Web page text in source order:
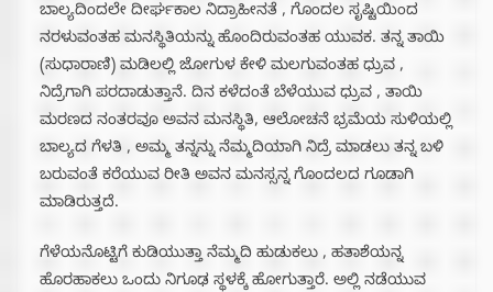
ಬಾಲ್ಯದಿಂದಲೇ ದೀರ್ಘಕಾಲ ನಿದ್ರಾಹೀನತೆ , ಗೊಂದಲ ಸೃಷ್ಟಿಯಿಂದ
ನರಳುವಂತಹ ಮನಸ್ಥಿತಿಯನ್ನು ಹೊಂದಿರುವಂತಹ ಯುವಕ. ತನ್ನ ತಾಯಿ
(ಸುಧಾರಾಣಿ) ಮಡಿಲಲ್ಲಿ ಜೋಗುಳ ಕೇಳಿ ಮಲಗುವಂತಹ ಧ್ರುವ ,
ನಿದ್ರೆಗಾಗಿ ಪರದಾಡುತ್ತಾನೆ. ದಿನ ಕಳೆದಂತೆ ಬೆಳೆಯುವ ಧ್ರುವ , ತಾಯಿ
ಮರಣದ ನಂತರವೂ ಅವನ ಮನಸ್ಥಿತಿ, ಆಲೋಚನೆ ಭ್ರಮೆಯ ಸುಳಿಯಲ್ಲಿ
ಬಾಲ್ಯದ ಗೆಳತಿ , ಅಮ್ಮ ತನ್ನನ್ನು ನೆಮ್ಮದಿಯಾಗಿ ನಿದ್ರೆ ಮಾಡಲು ತನ್ನ ಬಳಿ
ಬರುವಂತೆ ಕರೆಯುವ ರೀತಿ ಅವನ ಮನಸ್ಸನ್ನ ಗೊಂದಲದ ಗೂಡಾಗಿ
ಮಾಡಿರುತ್ತದೆ.
ಗೆಳೆಯನೊಟ್ಟಿಗೆ ಕುಡಿಯುತ್ತಾ ನೆಮ್ಮದಿ ಹುಡುಕಲು , ಹತಾಶೆಯನ್ನ
ಹೊರಹಾಕಲು ಒಂದು ನಿಗೂಢ ಸ್ಥಳಕ್ಕೆ ಹೋಗುತ್ತಾರೆ. ಅಲ್ಲಿ ನಡೆಯುವ